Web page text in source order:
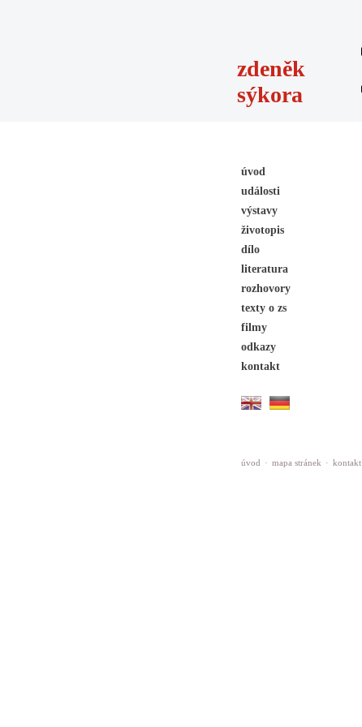
zdeněk
sýkora
úvod
události
výstavy
životopis
dílo
literatura
rozhovory
texty o zs
filmy
odkazy
kontakt
úvod · mapa stránek · kontakt